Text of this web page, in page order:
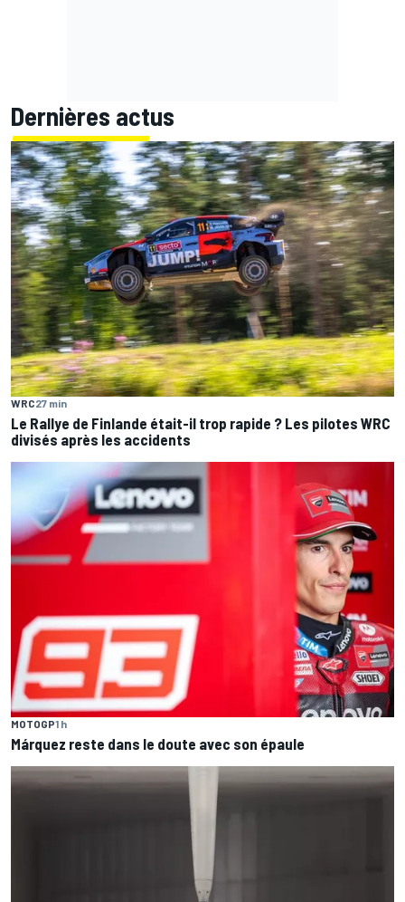
Dernières actus
WRC27 min
Le Rallye de Finlande était-il trop rapide ? Les pilotes WRC
divisés après les accidents
MOTOGP1 h
Márquez reste dans le doute avec son épaule